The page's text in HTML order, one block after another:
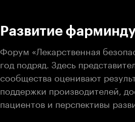
Развитие
Форум «Лекарственная
год подряд. Здесь
сообщества оценивают
поддержки производителей,
пациентов и перспективы